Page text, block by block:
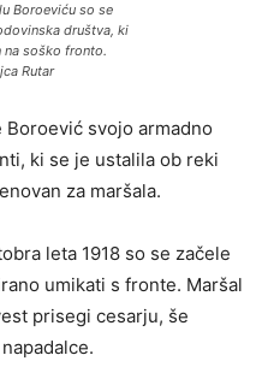
Boroeviću so se
društva, ki
soško fronto.
Rutar
svojo armadno
ki se je ustalila ob reki
za maršala.
leta 1918 so se začele
umikati s fronte. Maršal
prisegi cesarju, še